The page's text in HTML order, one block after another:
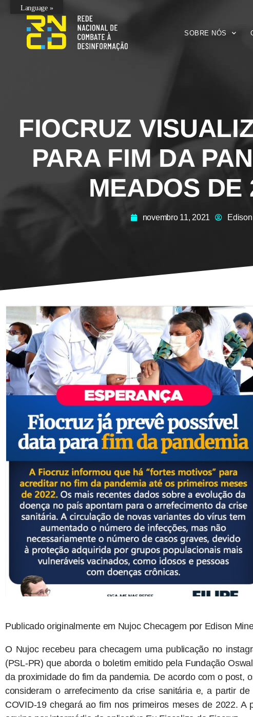
SOBRE NÓS
FIOCRUZ
PARA FIM DA
MEADOS DE
novembro 11, 2021
Publicado originalmente em Nujoc Checagem por Edison
O Nujoc recebeu para checagem uma publicação no
(PSL-PR) que aborda o boletim emitido pela Fundação
da proximidade do fim da pandemia. De acordo com o post,
consideram o arrefecimento da crise sanitária e, a partir
COVID-19 chegará ao fim nos primeiros meses de 2022. A
Language »